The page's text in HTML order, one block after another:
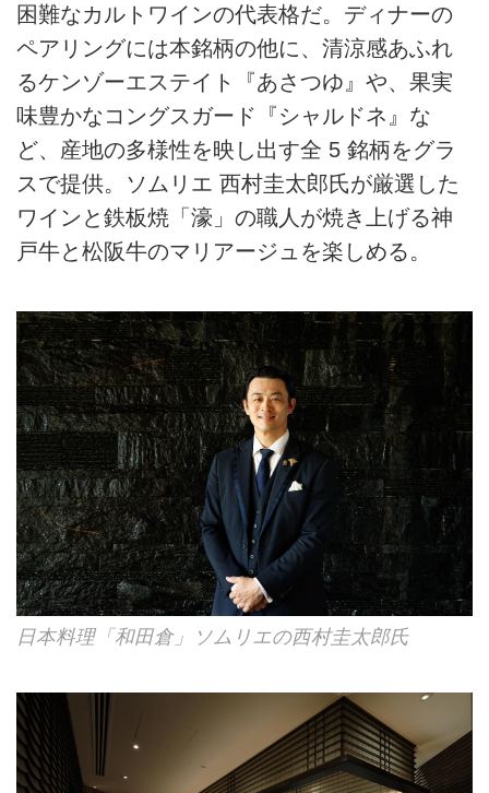
困難なカルトワインの代表格だ。ディナーの
ペアリングには本銘柄の他に、清涼感あふれ
るケンゾーエステイト『あさつゆ』や、果実
味豊かなコングスガード『シャルドネ』な
ど、産地の多様性を映し出す全 5 銘柄をグラ
スで提供。ソムリエ 西村圭太郎氏が厳選した
ワインと鉄板焼「濠」の職人が焼き上げる神
戸牛と松阪牛のマリアージュを楽しめる。
日本料理「和田倉」ソムリエの西村圭太郎氏